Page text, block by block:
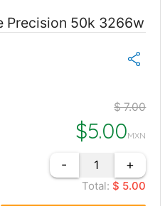
Precision 50k 3266w
$ 7.00
$5.00MXN
- +
Total:$ 5.00